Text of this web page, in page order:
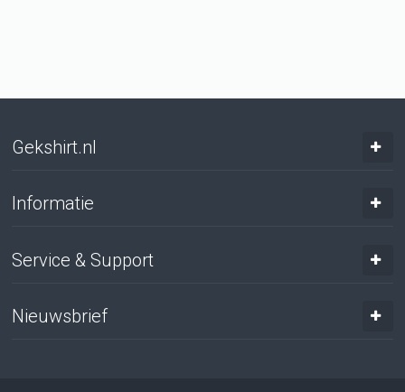
Gekshirt.nl
Informatie
Service & Support
Nieuwsbrief